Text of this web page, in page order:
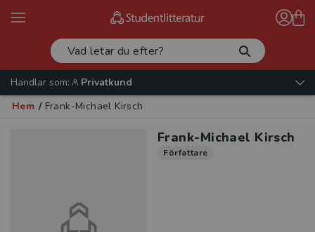
Handlar som:
Privatkund
Hem / Frank-Michael Kirsch
Frank-Michael Kirsch
Författare